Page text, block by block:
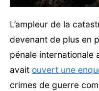
L’ampleur de la
devenant de plus en
pénale internationale
avait ouvert une
crimes de guerre